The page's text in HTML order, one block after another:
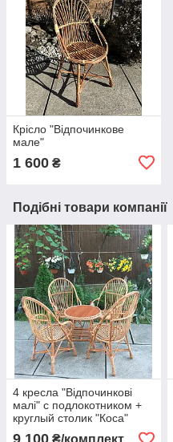
Крісло "Відпочинкове
мале"
1 600 ₴
Подібні товари компанії
4 кресла "Відпочинкові
малі" с подлокотником +
круглый столик "Коса"